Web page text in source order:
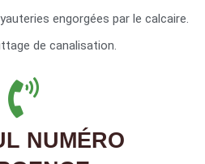
engorgées par le calcaire.
de canalisation.
NUMÉRO